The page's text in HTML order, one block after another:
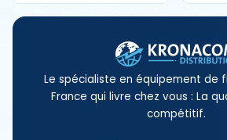
Le spécialiste en équipement de
France qui livre chez vous : La
compétitif.